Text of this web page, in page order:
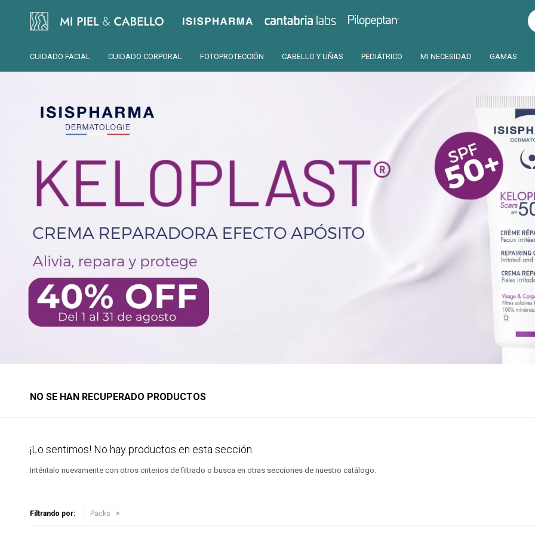
CUIDADO FACIAL CUIDADO CORPORAL FOTOPROTECCIÓN CABELLO Y UÑAS PEDIÁTRICO MI NECESIDAD GAMAS
Isispharma Cantabria Pilopeptan
NO SE HAN RECUPERADO PRODUCTOS
¡Lo sentimos! No hay productos en esta sección.
Inténtalo nuevamente con otros criterios de filtrado o busca en otras secciones de nuestro catálogo.
Filtrando por: Packs